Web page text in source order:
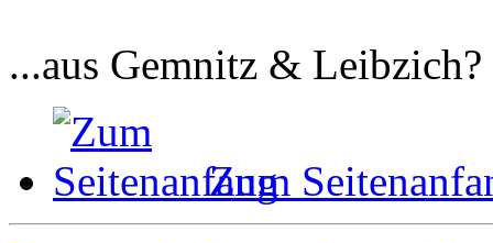
...aus Gemnitz & Leibzich?
Zum